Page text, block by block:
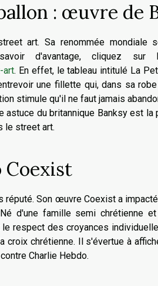
: œuvre de
art. Sa renommée
savoir d'avantage, cliquez
art. En effet, le tableau intitulé La
une fillette qui, dans sa
stimule qu'il ne faut jamais
astuce du britannique Banksy est
le street art.
Coexist
réputé. Son œuvre Coexist a
d'une famille semi chrétienne
respect des croyances
croix chrétienne. Il s'évertue à
Charlie Hebdo.